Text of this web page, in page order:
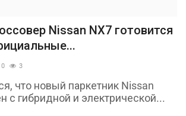
Nissan NX7 готовится
0 3
что новый паркетник Nissan
с гибридной и электрической...